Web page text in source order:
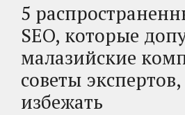
5
SEO, которые
малазийские
советы
избежать